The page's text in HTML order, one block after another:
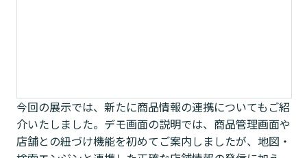
今回の展示では、新たに商品情報の連携についてもご紹
介いたしました。デモ画面の説明では、商品管理画面や
店舗との紐づけ機能を初めてご案内しましたが、地図・